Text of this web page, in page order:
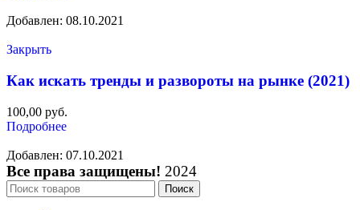
Добавлен: 08.10.2021
Закрыть
Как искать тренды и развороты на рынке (2021)
100,00 руб.
Подробнее
Добавлен: 07.10.2021
Все права защищены! 2024
Поиск